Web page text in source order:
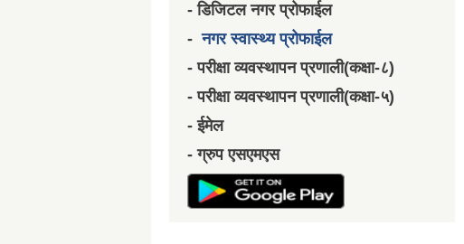
- डिजिटल नगर प्रोफाईल
-नगर स्वास्थ्य प्रोफाईल
- परीक्षा व्यवस्थापन प्रणाली(कक्षा-८)
- परीक्षा व्यवस्थापन प्रणाली(कक्षा-५)
- ईमेल
- ग्रुप एसएमएस